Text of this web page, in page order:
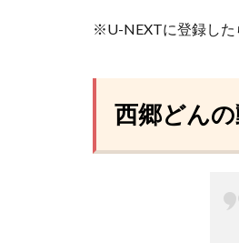
※U-NEXTに登録し
西郷どん